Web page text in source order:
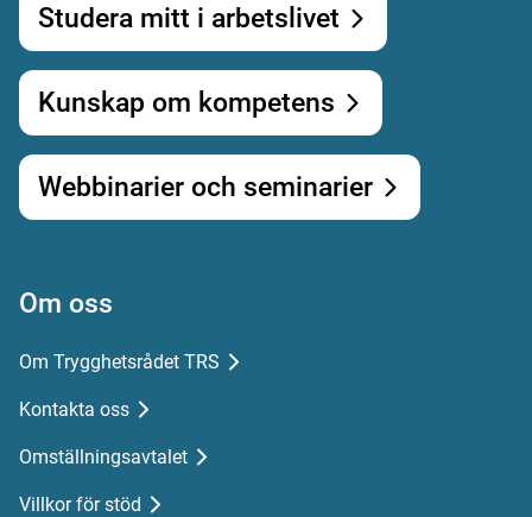
Studera mitt i arbetslivet
Kunskap om kompetens
Webbinarier och seminarier
Om oss
Om Trygghetsrådet TRS
Kontakta oss
Omställningsavtalet
Villkor för stöd